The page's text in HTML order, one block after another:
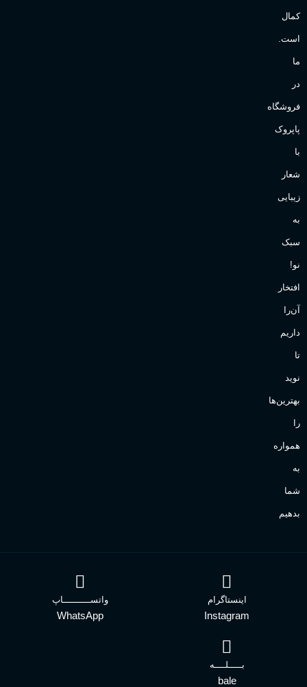
کمال
است.
ما
در
فروشگاه
پاپروک
با
شعار
زیبایی
به
سبک
نو!
افتخار
آن‌را
داریم
تا
نوید
بهترین‌ها
را
همواره
به
شما
بدهیم
اینستاگرام
Instagram
واتســــــــــاپ
WhatsApp
بـــــلــــه
bale